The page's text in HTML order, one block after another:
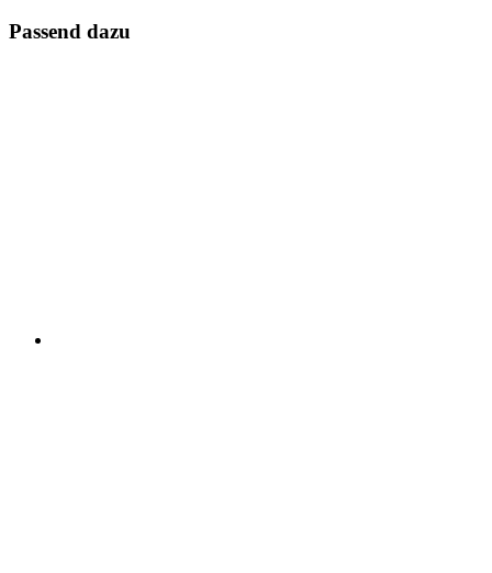
Passend dazu